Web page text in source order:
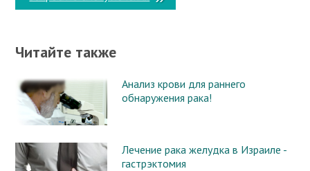
Читайте также
Анализ крови для раннего
обнаружения рака!
Лечение рака желудка в Израиле -
гастрэктомия